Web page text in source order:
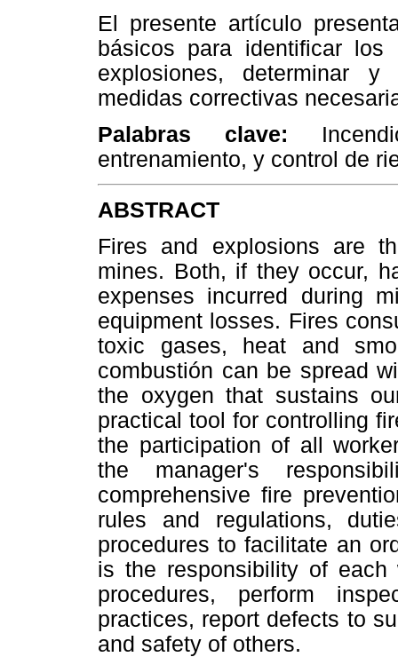
El presente artículo
básicos para identificar
explosiones, determinar
medidas correctivas
Palabras clave:
entrenamiento, y control de
ABSTRACT
Fires and explosions are
mines. Both, if they occur,
expenses incurred during
equipment losses. Fires
toxic gases, heat and
combustión can be spread
the oxygen that sustains
practical tool for controlling
the participation of all
the manager's
comprehensive fire
rules and regulations,
procedures to facilitate an
is the responsibility of each
procedures, perform
practices, report defects to
and safety of others.